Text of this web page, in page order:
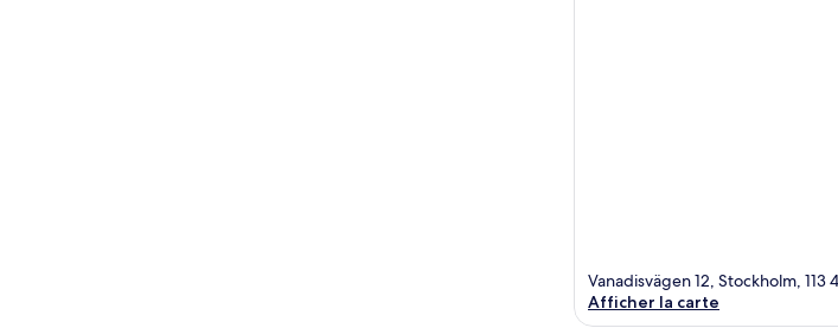
Vanadisvägen 12, Stockholm, 113
Afficher la carte